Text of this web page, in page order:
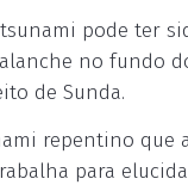
pode ter
no fundo
de Sunda.
repentino que
para